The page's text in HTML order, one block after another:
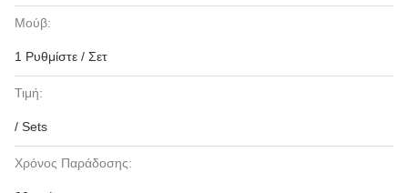
Μούβ:
1 Ρυθμίστε / Σετ
Τιμή:
/ Sets
Χρόνος Παράδοσης: